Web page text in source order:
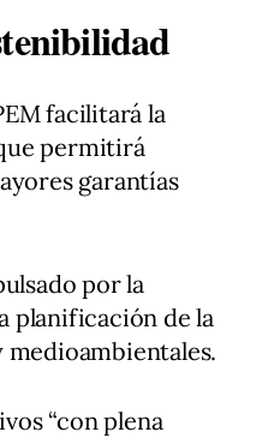
facilitará la
permitirá
garantías
por la
planificación de la
medioambientales.
“con plena